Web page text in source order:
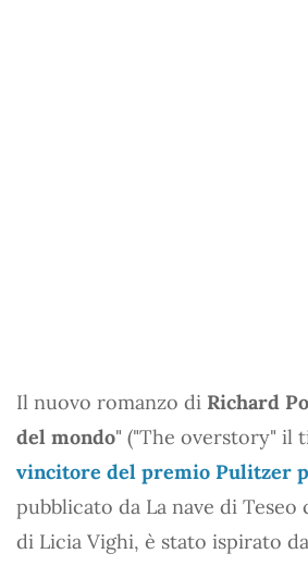
Il nuovo romanzo di Richard
del mondo" ("The overstory" il
vincitore del premio Pulitzer
pubblicato da La nave di
di Licia Vighi, è stato ispirato